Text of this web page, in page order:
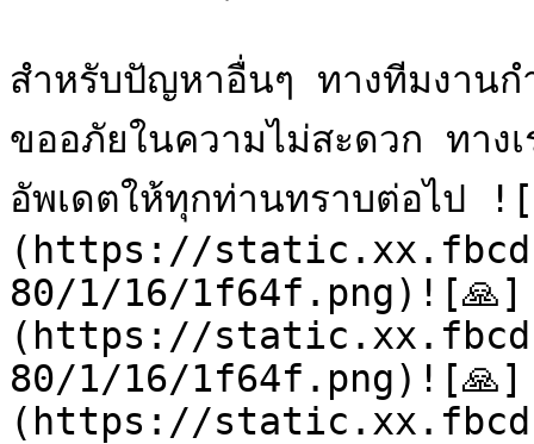
สำหรับปัญหาอื่นๆ ทางทีมงานก
ขออภัยในความไม่สะดวก ทาง
อัพเดตให้ทุกท่านทราบต่อไป
(https://
80/1/16/1f64f.png)![🙏]
(https://
80/1/16/1f64f.png)![🙏]
(https://